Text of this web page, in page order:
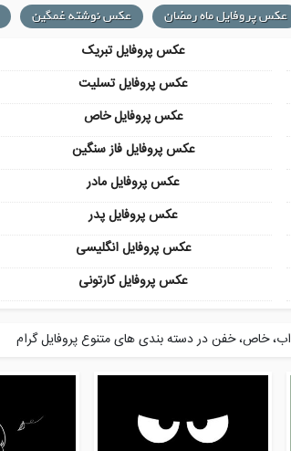
عکس پروفایل ماه رمضان عکس نوشته غمگین
عکس پروفایل تبریک
عکس پروفایل تسلیت
عکس پروفایل خاص
عکس پروفایل فاز سنگین
عکس پروفایل مادر
عکس پروفایل پدر
عکس پروفایل انگلیسی
عکس پروفایل کارتونی